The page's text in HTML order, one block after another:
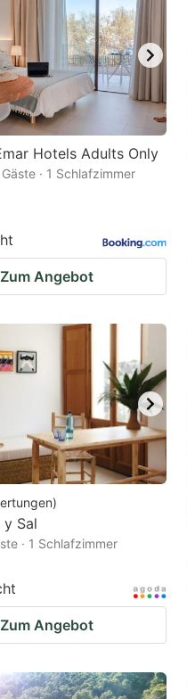
Hotels Adults Only
· 1 Schlafzimmer
Zum Angebot
)
Sal
· 1 Schlafzimmer
Zum Angebot